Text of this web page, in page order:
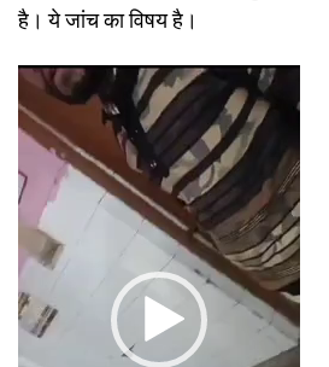
है। ये जांच का विषय है।
Video
Player